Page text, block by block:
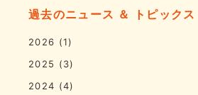
過去のニュース ＆ トピックス
2026 (1)
2025 (3)
2024 (4)